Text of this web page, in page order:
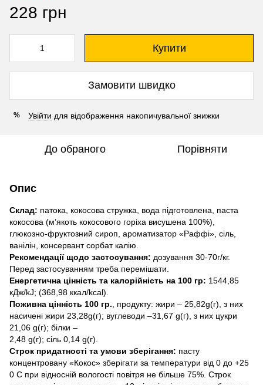
228 грн
Купити
Замовити швидко
% Увійти для відображення накопичувальної знижки
До обраного Порівняти
Опис
Склад: патока, кокосова стружка, вода підготовлена, паста
кокосова (м’якоть кокосового горіха висушена 100%),
глюкозно-фруктозний сироп, ароматизатор «Раффі», сіль,
ванілін, консервант сорбат калію.
Рекомендації щодо застосування: дозування 30-70г/кг.
Перед застосуванням треба перемішати.
Енергетична цінність та калорійність на 100 гр: 1544,85
кДж/kJ; (368,98 ккал/kcal).
Поживна цінність 100 гр. , продукту: жири – 25,82g(г), з них
насичені жири 23,28g(г); вуглеводи –31,67 g(г), з них цукри
21,06 g(г); білки –
2,48 g(г); сіль 0,14 g(г).
Строк придатності та умови зберігання: пасту
концентровану «Кокос» зберігати за температури від 0 до +25
0 С при відносній вологості повітря не більше 75%. Строк